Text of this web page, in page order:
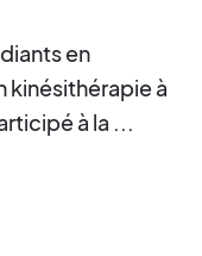
en
kinésithérapie à
à la ...